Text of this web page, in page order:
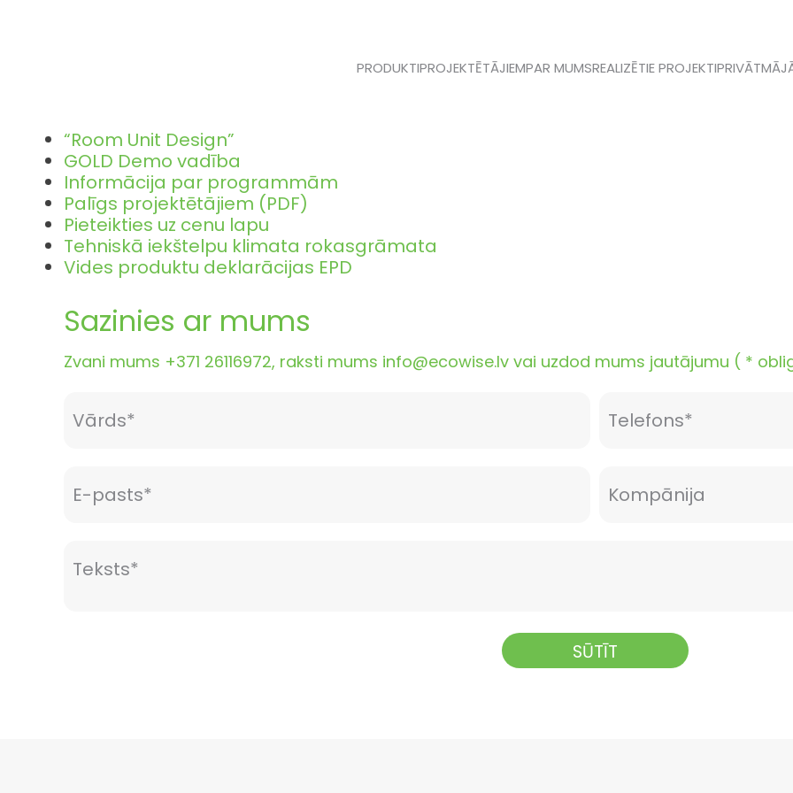
PRODUKTIPROJEKTĒTĀJIEMPAR MUMSREALIZĒTIE PROJEKTI
“Room Unit Design”
GOLD Demo vadība
Informācija par programmām
Palīgs projektētājiem (PDF)
Pieteikties uz cenu lapu
Tehniskā iekštelpu klimata rokasgrāmata
Vides produktu deklarācijas EPD
Sazinies ar mums
Zvani mums +371 26116972, raksti mums info@ecowise.lv vai uzdod mums jautājumu ( *